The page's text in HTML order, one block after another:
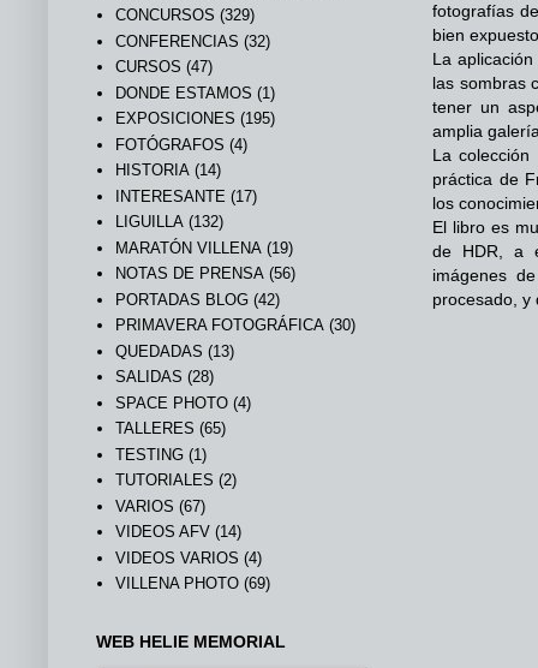
fotografías
bien
La
las sombras
tener un
amplia
La
práctica de
los
El libro es
de HDR, a
imágenes
procesado, y
CONCURSOS (329)
CONFERENCIAS (32)
CURSOS (47)
DONDE ESTAMOS (1)
EXPOSICIONES (195)
FOTÓGRAFOS (4)
HISTORIA (14)
INTERESANTE (17)
LIGUILLA (132)
MARATÓN VILLENA (19)
NOTAS DE PRENSA (56)
PORTADAS BLOG (42)
PRIMAVERA FOTOGRÁFICA (30)
QUEDADAS (13)
SALIDAS (28)
SPACE PHOTO (4)
TALLERES (65)
TESTING (1)
TUTORIALES (2)
VARIOS (67)
VIDEOS AFV (14)
VIDEOS VARIOS (4)
VILLENA PHOTO (69)
WEB HELIE MEMORIAL